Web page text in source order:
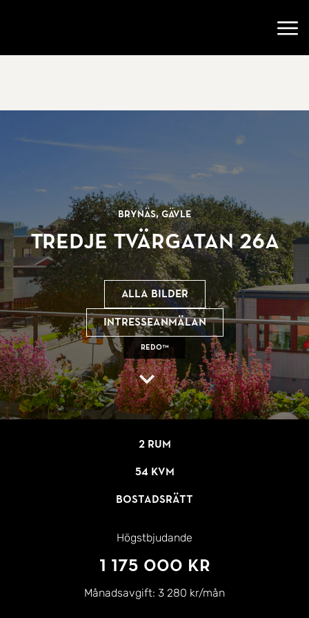
Brynäs, Gävle
Tredje Tvärgatan 26A
REDO™
Alla bilder
Intresseanmälan
2 rum
54 kvm
Bostadsrätt
Högstbjudande
1 175 000 kr
Månadsavgift: 3 280 kr/mån